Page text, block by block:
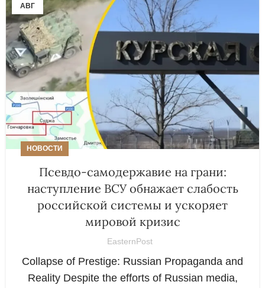
АВГ
НОВОСТИ
Псевдо-самодержавие на грани:
наступление ВСУ обнажает слабость
российской системы и ускоряет
мировой кризис
EasternPost
Collapse of Prestige: Russian Propaganda and
Reality Despite the efforts of Russian media,